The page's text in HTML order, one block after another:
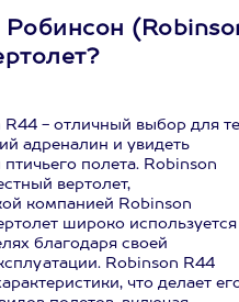
Робинсон
R44 - отличный выбор для
адреналин и увидеть
полета. Robinson
вертолет,
компанией Robinson
широко используется
благодаря своей
Robinson R44
что делает